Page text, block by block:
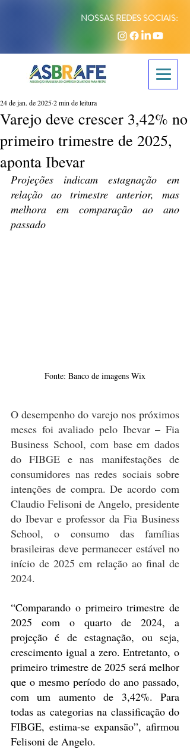
NOSSAS REDES SOCIAIS:
Varejo deve crescer 3,42% no
primeiro trimestre de 2025,
aponta Ibevar
24 de jan. de 20252 min de leitura
Projeções indicam estagnação em
relação ao trimestre anterior, mas
melhora em comparação ao ano
passado
Fonte: Banco de imagens Wix
O desempenho do varejo nos próximos
meses foi avaliado pelo Ibevar – Fia
Business School, com base em dados
do FIBGE e nas manifestações de
consumidores nas redes sociais sobre
intenções de compra. De acordo com
Claudio Felisoni de Angelo, presidente
do Ibevar e professor da Fia Business
School, o consumo das famílias
brasileiras deve permanecer estável no
início de 2025 em relação ao final de
2024.
“Comparando o primeiro trimestre de
2025 com o quarto de 2024, a
projeção é de estagnação, ou seja,
crescimento igual a zero. Entretanto, o
primeiro trimestre de 2025 será melhor
que o mesmo período do ano passado,
com um aumento de 3,42%. Para
todas as categorias na classificação do
FIBGE, estima-se expansão”, afirmou
Felisoni de Angelo.